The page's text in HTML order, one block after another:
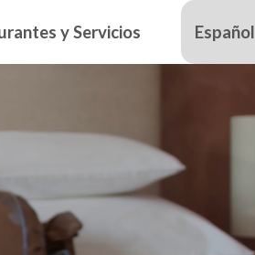
y Servicios Español